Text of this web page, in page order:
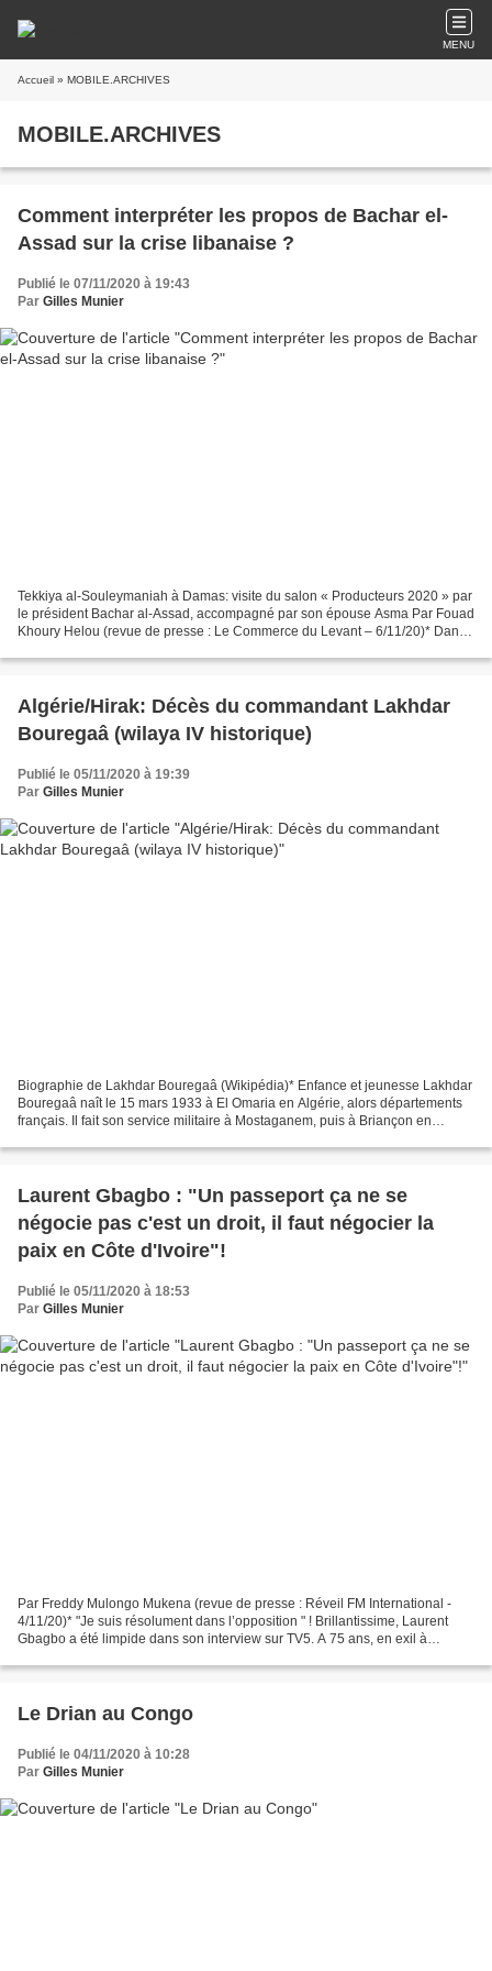
MENU
Accueil » MOBILE.ARCHIVES
MOBILE.ARCHIVES
Comment interpréter les propos de Bachar el-
Assad sur la crise libanaise ?
Publié le 07/11/2020 à 19:43
Par Gilles Munier
Tekkiya al-Souleymaniah à Damas: visite du salon « Producteurs 2020 » par
le président Bachar al-Assad, accompagné par son épouse Asma Par Fouad
Khoury Helou (revue de presse : Le Commerce du Levant – 6/11/20)* Dans
Algérie/Hirak: Décès du commandant Lakhdar
Bouregaâ (wilaya IV historique)
Publié le 05/11/2020 à 19:39
Par Gilles Munier
Biographie de Lakhdar Bouregaâ (Wikipédia)* Enfance et jeunesse Lakhdar
Bouregaâ naît le 15 mars 1933 à El Omaria en Algérie, alors départements
français. Il fait son service militaire à Mostaganem, puis à Briançon en
Laurent Gbagbo : "Un passeport ça ne se
négocie pas c'est un droit, il faut négocier la
paix en Côte d'Ivoire"!
Publié le 05/11/2020 à 18:53
Par Gilles Munier
Par Freddy Mulongo Mukena (revue de presse : Réveil FM International -
4/11/20)* "Je suis résolument dans l’opposition " ! Brillantissime, Laurent
Gbagbo a été limpide dans son interview sur TV5. A 75 ans, en exil à
Le Drian au Congo
Publié le 04/11/2020 à 10:28
Par Gilles Munier